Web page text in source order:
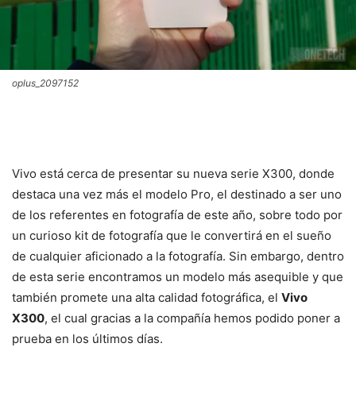
oplus_2097152
Vivo está cerca de presentar su nueva serie X300, donde
destaca una vez más el modelo Pro, el destinado a ser uno
de los referentes en fotografía de este año, sobre todo por
un curioso kit de fotografía que le convertirá en el sueño
de cualquier aficionado a la fotografía. Sin embargo, dentro
de esta serie encontramos un modelo más asequible y que
también promete una alta calidad fotográfica, el Vivo
X300, el cual gracias a la compañía hemos podido poner a
prueba en los últimos días.